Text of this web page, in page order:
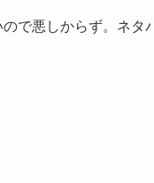
で悪しからず。ネタ